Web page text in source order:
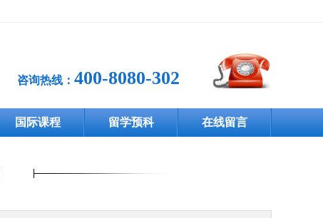
咨询热线： 400-8080-302
国际课程 留学预科 在线留言